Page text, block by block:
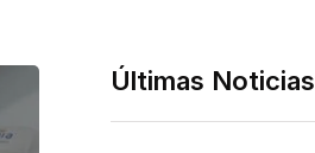
Últimas Noticias